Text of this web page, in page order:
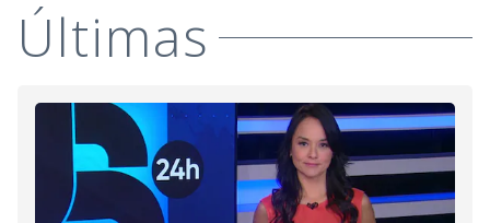
button.
Últimas